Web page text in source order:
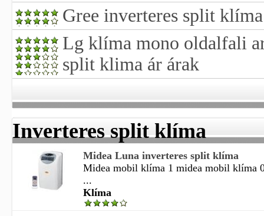
Gree inverteres split
Lg klíma mono oldalfali
split klima ár árak
Inverteres split klíma
Midea Luna inverteres split klíma
Midea mobil klíma 1 midea mobil klíma
...
Klíma